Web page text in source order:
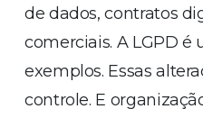
de dados, contratos
comerciais. A LGPD é
exemplos. Essas
controle. E